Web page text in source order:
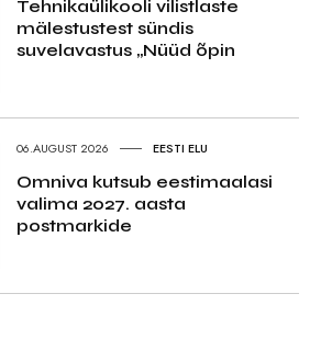
Tehnikaülikooli vilistlaste
mälestustest sündis
suvelavastus „Nüüd õpin
06.AUGUST 2026 EESTI ELU
Omniva kutsub eestimaalasi
valima 2027. aasta
postmarkide